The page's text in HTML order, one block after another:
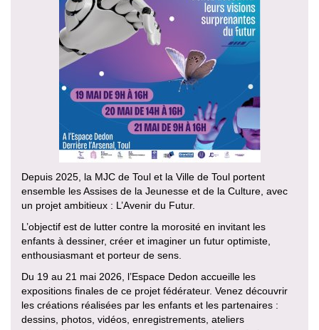
Depuis 2025, la MJC de Toul et la Ville de Toul portent
ensemble les Assises de la Jeunesse et de la Culture, avec
un projet ambitieux : L’Avenir du Futur.
L’objectif est de lutter contre la morosité en invitant les
enfants à dessiner, créer et imaginer un futur optimiste,
enthousiasmant et porteur de sens.
Du 19 au 21 mai 2026, l’Espace Dedon accueille les
expositions finales de ce projet fédérateur. Venez découvrir
les créations réalisées par les enfants et les partenaires :
dessins, photos, vidéos, enregistrements, ateliers